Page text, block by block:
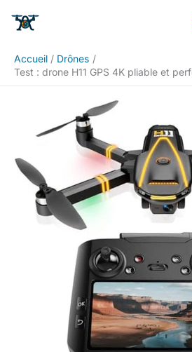
Accueil
Drônes
Test : drone H11 GPS 4K pliable et